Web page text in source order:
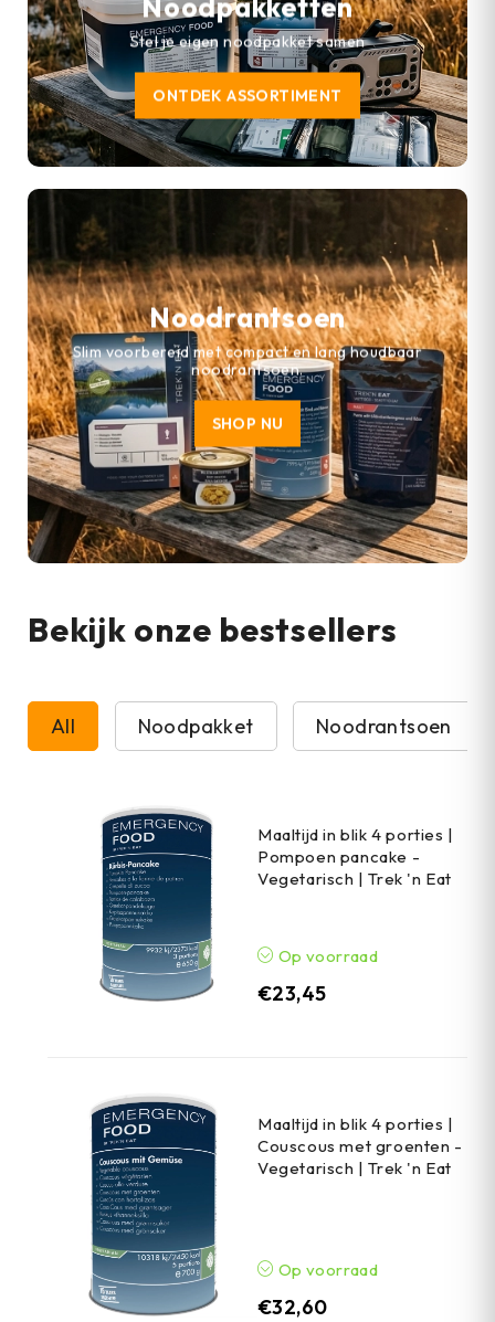
Stel je eigen noodpakket samen
ONTDEK ASSORTIMENT
Noodrantsoen
Slim voorbereid met compact en lang houdbaar
noodrantsoen.
SHOP NU
Bekijk onze bestsellers
All Noodpakket Noodrantsoen
Maaltijd in blik 4 porties |
Pompoen pancake -
Vegetarisch | Trek 'n Eat
Op voorraad
€23,45
Maaltijd in blik 4 porties |
Couscous met groenten -
Vegetarisch | Trek 'n Eat
Op voorraad
€32,60